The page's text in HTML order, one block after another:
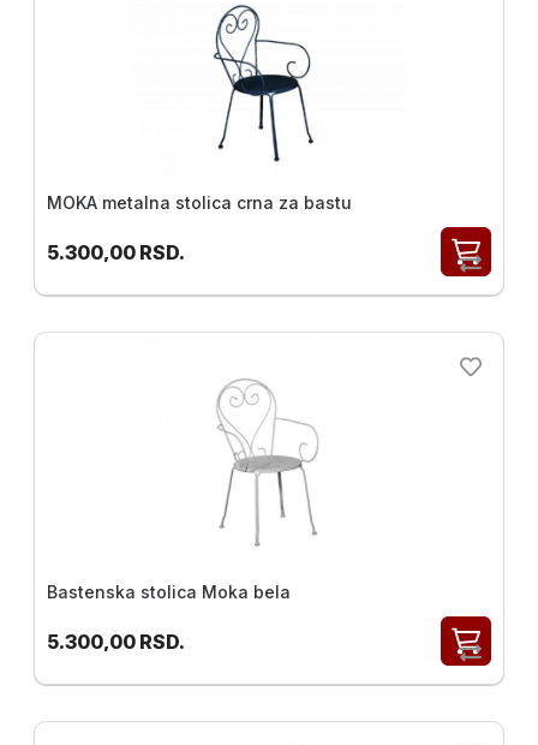
MOKA metalna stolica crna za bastu
5.300,00 RSD.
Bastenska stolica Moka bela
5.300,00 RSD.